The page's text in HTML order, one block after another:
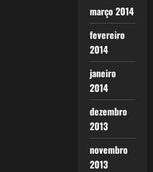
março 2014
fevereiro
2014
janeiro
2014
dezembro
2013
novembro
2013